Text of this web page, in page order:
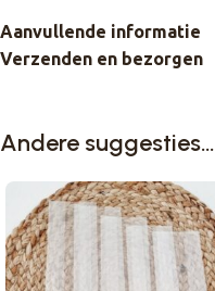
Aanvullende informatie
Verzenden en bezorgen
Andere suggesties…